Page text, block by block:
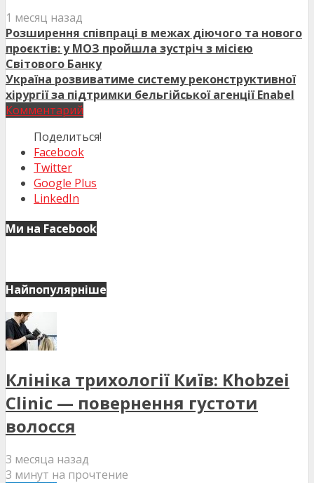
1 месяц назад
Розширення співпраці в межах діючого та нового
проєктів: у МОЗ пройшла зустріч з місією
Світового Банку
Україна розвиватиме систему реконструктивної
хірургії за підтримки бельгійської агенції Enabel
Комментарий
Поделиться!
Facebook
Twitter
Google Plus
LinkedIn
Ми на Facebook
Найпопулярніше
Клініка трихології Київ: Khobzei
Clinic — повернення густоти
волосся
3 месяца назад
3 минут на прочтение